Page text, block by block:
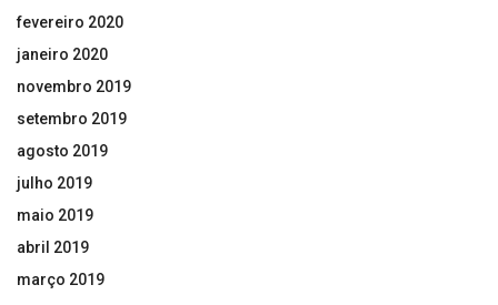
fevereiro 2020
janeiro 2020
novembro 2019
setembro 2019
agosto 2019
julho 2019
maio 2019
abril 2019
março 2019